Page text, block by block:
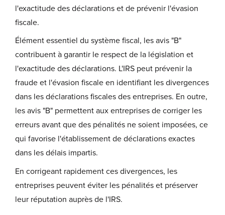
l'exactitude des déclarations et de prévenir l'évasion
fiscale.
Élément essentiel du système fiscal, les avis "B"
contribuent à garantir le respect de la législation et
l'exactitude des déclarations. L'IRS peut prévenir la
fraude et l'évasion fiscale en identifiant les divergences
dans les déclarations fiscales des entreprises. En outre,
les avis "B" permettent aux entreprises de corriger les
erreurs avant que des pénalités ne soient imposées, ce
qui favorise l'établissement de déclarations exactes
dans les délais impartis.
En corrigeant rapidement ces divergences, les
entreprises peuvent éviter les pénalités et préserver
leur réputation auprès de l'IRS.